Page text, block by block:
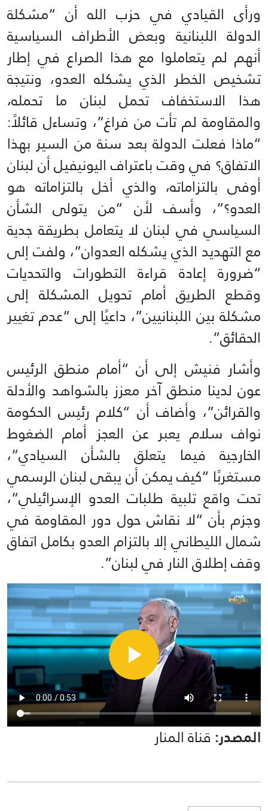
ورأى القيادي في حزب الله أن “مشكلة
الدولة اللبنانية وبعض الأطراف السياسية
أنهم لم يتعاملوا مع هذا الصراع في إطار
تشخيص الخطر الذي يشكله العدو، ونتيجة
هذا الاستخفاف تحمل لبنان ما تحمله،
والمقاومة لم تأت من فراغ”، وتساءل قائلاً:
“ماذا فعلت الدولة بعد سنة من السير بهذا
الاتفاق؟ في وقت باعتراف اليونيفيل أن لبنان
أوفى بالتزاماته، والذي أخل بالتزاماته هو
العدو؟”، وأسف لأن “من يتولى الشأن
السياسي في لبنان لا يتعامل بطريقة جدية
مع التهديد الذي يشكله العدوان”، ولفت إلى
“ضرورة إعادة قراءة التطورات والتحديات
وقطع الطريق أمام تحويل المشكلة إلى
مشكلة بين اللبنانيين”، داعيًا إلى “عدم تغيير
الحقائق”.
وأشار فنيش إلى أن “أمام منطق الرئيس
عون لدينا منطق آخر معزز بالشواهد والأدلة
والقرائن”، وأضاف أن “كلام رئيس الحكومة
نواف سلام يعبر عن العجز أمام الضغوط
الخارجية فيما يتعلق بالشأن السيادي”،
مستغربًا “كيف يمكن أن يبقى لبنان الرسمي
تحت واقع تلبية طلبات العدو الإسرائيلي”،
وجزم بأن “لا نقاش حول دور المقاومة في
شمال الليطاني إلا بالتزام العدو بكامل اتفاق
وقف إطلاق النار في لبنان”.
المصدر: قناة المنار